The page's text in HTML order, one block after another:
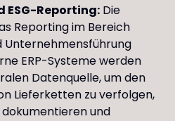
Reporting:Die
Reporting im Bereich
Unternehmensführung
ERP-Systeme werden
Datenquelle, um den
Lieferketten zu verfolgen,
und